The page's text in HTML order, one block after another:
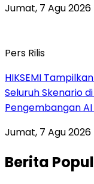
Jumat, 7 Agu 2026
Pers Rilis
HIKSEMI
Seluruh Skenario
Pengembangan
Jumat, 7 Agu 2026
Berita